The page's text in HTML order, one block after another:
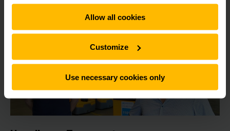
Allow all cookies
Customize
Use necessary cookies only